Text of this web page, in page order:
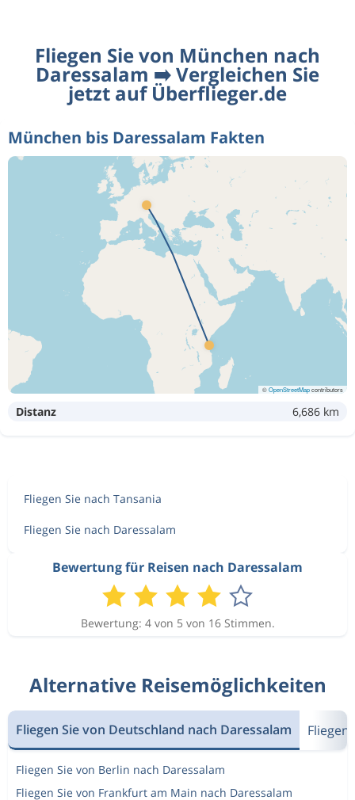
Fliegen Sie von München nach
Daressalam ➡️ Vergleichen Sie
jetzt auf Überflieger.de
München bis Daressalam Fakten
©OpenStreetMapcontributors
Distanz 6,686 km
Fliegen Sie nach Tansania
Fliegen Sie nach Daressalam
Bewertung für Reisen nach Daressalam
Bewertung: 4 von 5 von 16 Stimmen.
Alternative Reisemöglichkeiten
Fliegen Sie von Deutschland nach Daressalam Fliegen
Fliegen Sie von Berlin nach Daressalam
Fliegen Sie von Frankfurt am Main nach Daressalam